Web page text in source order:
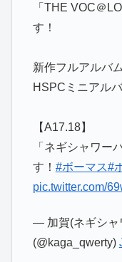
「THE VOC＠
す！
新作フルアルバ
HSPCミニアル
【A17.18】
「ネギシャワー
す！ #ボーマス#
pic.twitter.com/
— 加賀(ネギシャ
(@kaga_qwerty)